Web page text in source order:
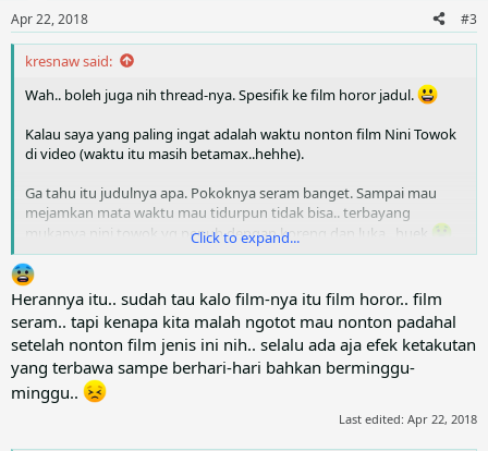
s
:
Apr 22, 2018 #3
kresnaw said:
Wah.. boleh juga nih thread-nya. Spesifik ke film horor jadul.
Kalau saya yang paling ingat adalah waktu nonton film Nini Towok
di video (waktu itu masih betamax..hehhe).
Ga tahu itu judulnya apa. Pokoknya seram banget. Sampai mau
mejamkan mata waktu mau tidurpun tidak bisa.. terbayang
mukanya nini towok yg penuh dengan koreng dan luka.. huek
Parah banget deh waktu itu..
Click to expand...
Herannya itu.. sudah tau kalo film-nya itu film horor.. film
seram.. tapi kenapa kita malah ngotot mau nonton padahal
setelah nonton film jenis ini nih.. selalu ada aja efek ketakutan
yang terbawa sampe berhari-hari bahkan berminggu-
minggu..
Last edited: Apr 22, 2018